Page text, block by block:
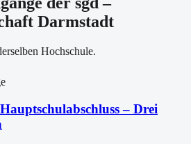
Darmstadt
Hochschule.
– Drei